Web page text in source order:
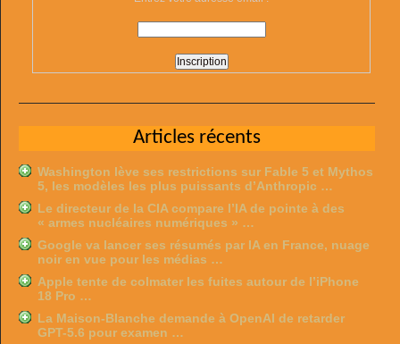
Articles récents
Washington lève ses restrictions sur Fable 5 et Mythos
5, les modèles les plus puissants d’Anthropic …
Le directeur de la CIA compare l’IA de pointe à des
« armes nucléaires numériques » …
Google va lancer ses résumés par IA en France, nuage
noir en vue pour les médias …
Apple tente de colmater les fuites autour de l’iPhone
18 Pro …
La Maison-Blanche demande à OpenAI de retarder
GPT-5.6 pour examen …